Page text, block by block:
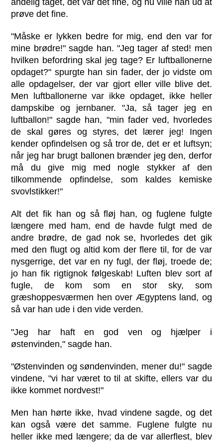
åndelig taget, det var det fine, og nu ville han ud at
prøve det fine.
"Måske er lykken bedre for mig, end den var for
mine brødre!" sagde han. "Jeg tager af sted! men
hvilken befordring skal jeg tage? Er luftballonerne
opdaget?" spurgte han sin fader, der jo vidste om
alle opdagelser, der var gjort eller ville blive det.
Men luftballonerne var ikke opdaget, ikke heller
dampskibe og jernbaner. "Ja, så tager jeg en
luftballon!" sagde han, "min fader ved, hvorledes
de skal gøres og styres, det lærer jeg! Ingen
kender opfindelsen og så tror de, det er et luftsyn;
når jeg har brugt ballonen brænder jeg den, derfor
må du give mig med nogle stykker af den
tilkommende opfindelse, som kaldes kemiske
svovlstikker!"
Alt det fik han og så fløj han, og fuglene fulgte
længere med ham, end de havde fulgt med de
andre brødre, de gad nok se, hvorledes det gik
med den flugt og altid kom der flere til, for de var
nysgerrige, det var en ny fugl, der fløj, troede de;
jo han fik rigtignok følgeskab! Luften blev sort af
fugle, de kom som en stor sky, som
græshoppesværmen hen over Ægyptens land, og
så var han ude i den vide verden.
"Jeg har haft en god ven og hjælper i
østenvinden," sagde han.
"Østenvinden og søndenvinden, mener du!" sagde
vindene, "vi har været to til at skifte, ellers var du
ikke kommet nordvest!"
Men han hørte ikke, hvad vindene sagde, og det
kan også være det samme. Fuglene fulgte nu
heller ikke med længere; da de var allerflest, blev